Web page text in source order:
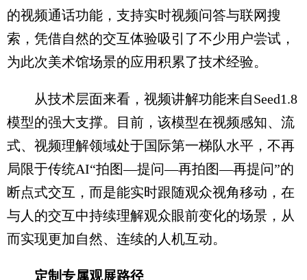
的视频通话功能，支持实时视频问答与联网搜
索，凭借自然的交互体验吸引了不少用户尝试，
为此次美术馆场景的应用积累了技术经验。
从技术层面来看，视频讲解功能来自Seed1.8
模型的强大支撑。目前，该模型在视频感知、流
式、视频理解领域处于国际第一梯队水平，不再
局限于传统AI“拍图—提问—再拍图—再提问”的
断点式交互，而是能实时跟随观众视角移动，在
与人的交互中持续理解观众眼前变化的场景，从
而实现更加自然、连续的人机互动。
定制专属观展路径